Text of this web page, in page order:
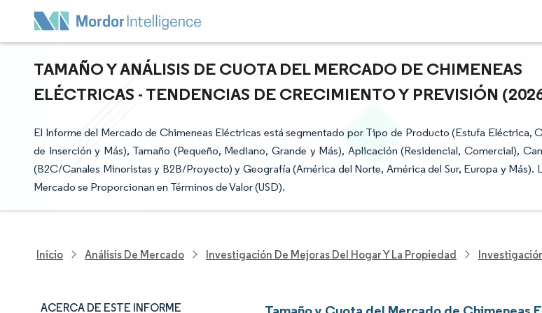
TAMAÑO Y ANÁLISIS DE CUOTA DEL MERCADO DE CHIMENEAS
ELÉCTRICAS - TENDENCIAS DE CRECIMIENTO Y PREVISIÓN
El Informe del Mercado de Chimeneas Eléctricas está segmentado por Tipo de Producto (Estufa Eléctrica,
de Inserción y Más), Tamaño (Pequeño, Mediano, Grande y Más), Aplicación (Residencial, Comercial),
(B2C/Canales Minoristas y B2B/Proyecto) y Geografía (América del Norte, América del Sur, Europa y Más).
Mercado se Proporcionan en Términos de Valor (USD).
Inicio Análisis De Mercado Investigación De Mejoras Del Hogar Y La Propiedad
ACERCA DE ESTE INFORME